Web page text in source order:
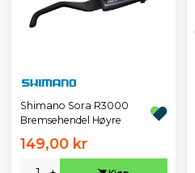
Shimano Sora R3000
Bremsehendel Høyre
149,00 kr